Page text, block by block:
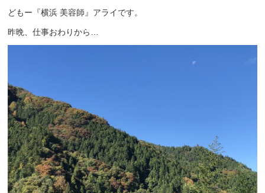
どもー『横浜 美容師』アライです。
昨晩、仕事おわりから…